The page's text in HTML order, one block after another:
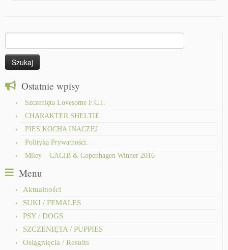
Ostatnie wpisy
Szczenięta Lovesome F.C.I.
CHARAKTER SHELTIE
PIES KOCHA INACZEJ
Polityka Prywatności.
Miley – CACIB & Copenhagen Winner 2016
Menu
Aktualności
SUKI / FEMALES
PSY / DOGS
SZCZENIĘTA / PUPPIES
Osiągnięcia / Results